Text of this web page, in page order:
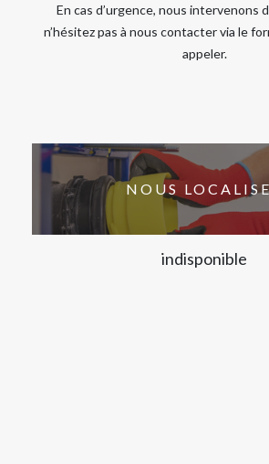
En cas d’urgence, nous intervenons
n’hésitez pas à nous contacter via le
appeler.
NOUS
indisponible